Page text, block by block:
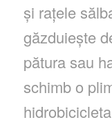
și rațele
găzduiește
pătura sau
schimb o